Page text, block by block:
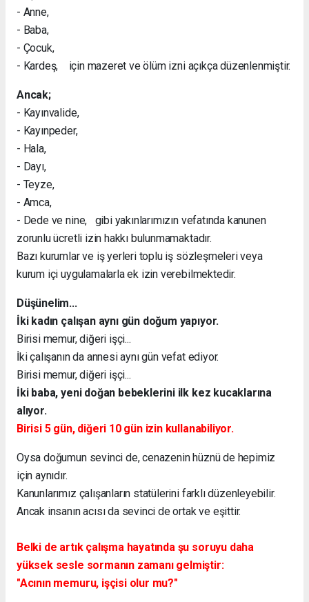
- Anne,
- Baba,
- Çocuk,
- Kardeş, için mazeret ve ölüm izni açıkça düzenlenmiştir.
Ancak;
- Kayınvalide,
- Kayınpeder,
- Hala,
- Dayı,
- Teyze,
- Amca,
- Dede ve nine, gibi yakınlarımızın vefatında kanunen
zorunlu ücretli izin hakkı bulunmamaktadır.
Bazı kurumlar ve iş yerleri toplu iş sözleşmeleri veya
kurum içi uygulamalarla ek izin verebilmektedir.
Düşünelim...
İki kadın çalışan aynı gün doğum yapıyor.
Birisi memur, diğeri işçi...
İki çalışanın da annesi aynı gün vefat ediyor.
Birisi memur, diğeri işçi...
İki baba, yeni doğan bebeklerini ilk kez kucaklarına
alıyor.
Birisi 5 gün, diğeri 10 gün izin kullanabiliyor.
Oysa doğumun sevinci de, cenazenin hüznü de hepimiz
için aynıdır.
Kanunlarımız çalışanların statülerini farklı düzenleyebilir.
Ancak insanın acısı da sevinci de ortak ve eşittir.
Belki de artık çalışma hayatında şu soruyu daha
yüksek sesle sormanın zamanı gelmiştir:
"Acının memuru, işçisi olur mu?"